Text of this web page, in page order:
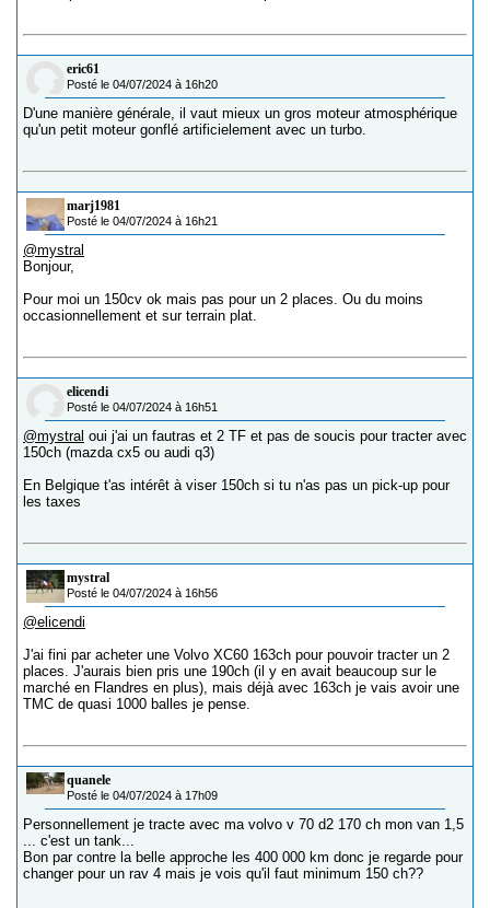
eric61
Posté le 04/07/2024 à 16h20
D'une manière générale, il vaut mieux un gros moteur atmosphérique
qu'un petit moteur gonflé artificielement avec un turbo.
marj1981
Posté le 04/07/2024 à 16h21
@mystral
Bonjour,
Pour moi un 150cv ok mais pas pour un 2 places. Ou du moins
occasionnellement et sur terrain plat.
elicendi
Posté le 04/07/2024 à 16h51
@mystral oui j'ai un fautras et 2 TF et pas de soucis pour tracter avec
150ch (mazda cx5 ou audi q3)
En Belgique t'as intérêt à viser 150ch si tu n'as pas un pick-up pour
les taxes
mystral
Posté le 04/07/2024 à 16h56
@elicendi
J'ai fini par acheter une Volvo XC60 163ch pour pouvoir tracter un 2
places. J'aurais bien pris une 190ch (il y en avait beaucoup sur le
marché en Flandres en plus), mais déjà avec 163ch je vais avoir une
TMC de quasi 1000 balles je pense.
quanele
Posté le 04/07/2024 à 17h09
Personnellement je tracte avec ma volvo v 70 d2 170 ch mon van 1,5
... c'est un tank...
Bon par contre la belle approche les 400 000 km donc je regarde pour
changer pour un rav 4 mais je vois qu'il faut minimum 150 ch??